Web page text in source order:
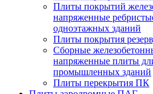
Плиты покрытий
напряженные
одноэтажных зданий
Плиты покрытия
Сборные
напряженные плиты
промышленных зданий
Плиты перекрытия ПК